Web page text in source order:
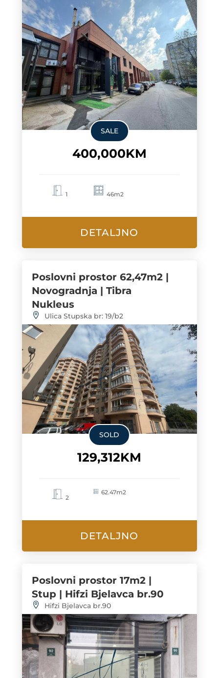
SALE
400,000KM
1 46m2
DETALJNO
Poslovni prostor 62,47m2 |
Novogradnja | Tibra
Nukleus
Ulica Stupska br: 19/b2
SOLD
129,312KM
2
62.47m2
DETALJNO
Poslovni prostor 17m2 |
Stup | Hifzi Bjelavca br.90
Hifzi Bjelavca br.90